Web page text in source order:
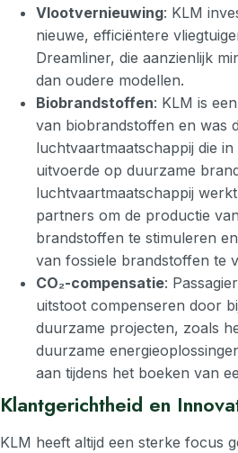
Vlootvernieuwing: KLM
nieuwe, efficiëntere
Dreamliner, die aanzienlijk
dan oudere modellen.
Biobrandstoffen: KLM is
van biobrandstoffen en was
luchtvaartmaatschappij die
uitvoerde op duurzame
luchtvaartmaatschappij
partners om de productie
brandstoffen te stimuleren
van fossiele brandstoffen te
CO₂-compensatie:
uitstoot compenseren door
duurzame projecten, zoals
duurzame
aan tijdens het boeken van
Klantgerichtheid en
KLM heeft altijd een sterke focus